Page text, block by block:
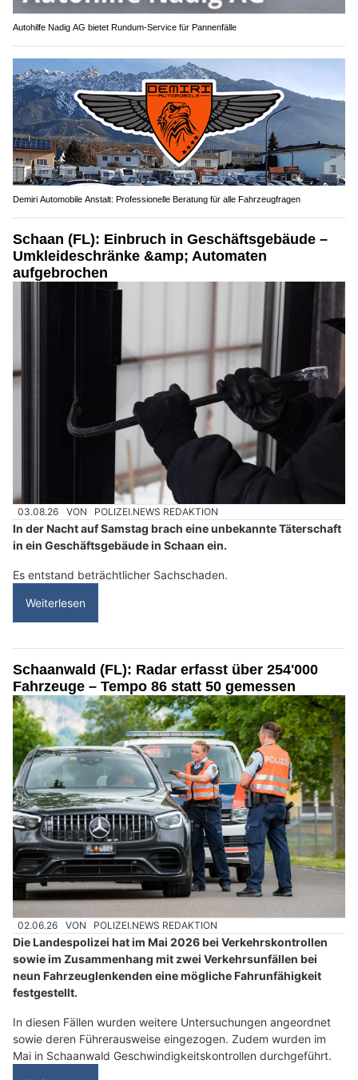
Autohilfe Nadig AG bietet Rundum‑Service für Pannenfälle
Demiri Automobile Anstalt: Professionelle Beratung für alle Fahrzeugfragen
Schaan (FL): Einbruch in Geschäftsgebäude –
Umkleideschränke &amp; Automaten
aufgebrochen
03.08.26 VON POLIZEI.NEWS REDAKTION
In der Nacht auf Samstag brach eine unbekannte Täterschaft
in ein Geschäftsgebäude in Schaan ein.
Es entstand beträchtlicher Sachschaden.
Weiterlesen
Schaanwald (FL): Radar erfasst über 254'000
Fahrzeuge – Tempo 86 statt 50 gemessen
02.06.26 VON POLIZEI.NEWS REDAKTION
Die Landespolizei hat im Mai 2026 bei Verkehrskontrollen
sowie im Zusammenhang mit zwei Verkehrsunfällen bei
neun Fahrzeuglenkenden eine mögliche Fahrunfähigkeit
festgestellt.
In diesen Fällen wurden weitere Untersuchungen angeordnet
sowie deren Führerausweise eingezogen. Zudem wurden im
Mai in Schaanwald Geschwindigkeitskontrollen durchgeführt.